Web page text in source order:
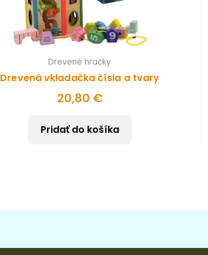
Drevené hračky
Drevená vkladačka čísla a tvary
20,80 €
Pridať do košíka